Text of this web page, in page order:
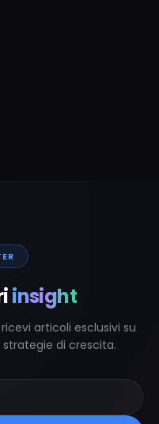
insight
articoli esclusivi su
di crescita.